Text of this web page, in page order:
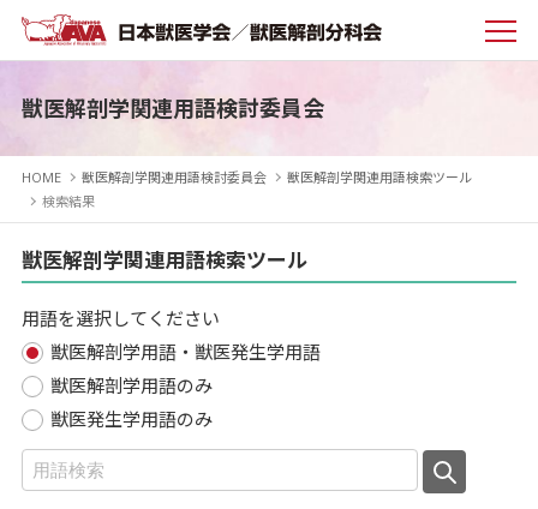
獣医解剖学関連用語検討委員会
HOME 獣医解剖学関連用語検討委員会
獣医解剖学関連用語検索ツール
検索結果
獣医解剖学関連用語検索ツール
用語を選択してください
獣医解剖学用語・獣医発生学用語
獣医解剖学用語のみ
獣医発生学用語のみ